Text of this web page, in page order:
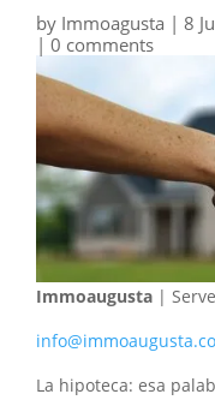
by Immoagusta | 8
| 0 comments
Immoaugusta |
La hipoteca: esa